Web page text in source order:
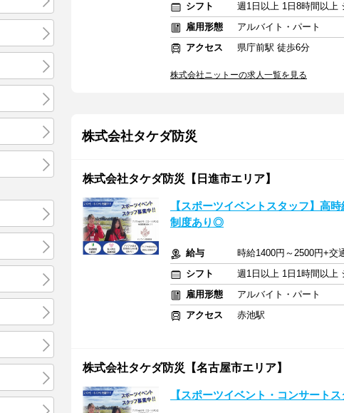
シフト
週1日以上 1日8時間以上
雇用形態
アルバイト・パート
アクセス
県庁前駅 徒歩6分
株式会社ニットーの求人一覧を見る
株式会社タケダ防災
株式会社タケダ防災【日進市エリア】
【スポーツイベントスタッフ】高
制度あり◎
給与
時給1400円～2500円+交
シフト
週1日以上 1日1時間以上
雇用形態
アルバイト・パート
アクセス
赤池駅
株式会社タケダ防災【名古屋市エリア】
【スポーツイベント・コンサート